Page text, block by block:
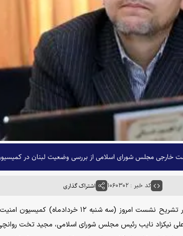
خارجی مجلس شورای اسلامی از بررسی وضعیت لبنان در
کد خبر : ۱۰۶۰۳۰۲ اشتراک گذاری
به گزارش خبرگزاری آنا، ابراهیم رضایی در تشریح
نیکزاد نایب رئیس مجلس شورای اسلامی، مجید تخت